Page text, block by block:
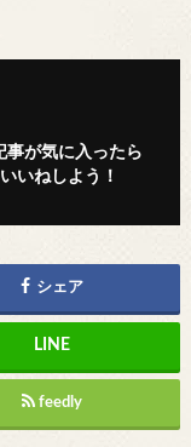
事が気に入ったら
いいねしよう！
シェア
feedly